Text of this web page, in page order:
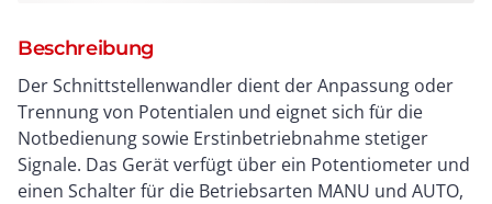
Beschreibung
Der Schnittstellenwandler dient der Anpassung oder
Trennung von Potentialen und eignet sich für die
Notbedienung sowie Erstinbetriebnahme stetiger
Signale. Das Gerät verfügt über ein Potentiometer und
einen Schalter für die Betriebsarten MANU und AUTO,